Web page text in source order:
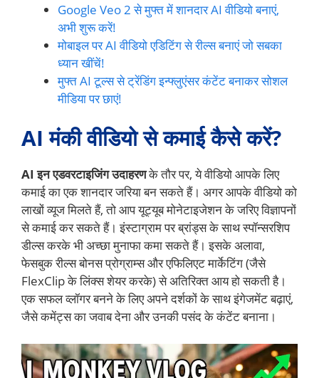
Google Veo 2 से मुफ्त में शानदार AI वीडियो बनाएं,
अभी शुरू करें!
मोबाइल पर AI वीडियो एडिटिंग से रील्स बनाएं जो सबका
ध्यान खींचें!
मुफ्त AI टूल्स से ट्रेंडिंग इन्फ्लुएंसर कंटेंट बनाकर सोशल
मीडिया पर छाएं!
AI मंकी वीडियो से कमाई कैसे करें?
AI इन एडवरटाइजिंग उदाहरणके तौर पर, ये वीडियो आपके लिए
कमाई का एक शानदार जरिया बन सकते हैं। अगर आपके वीडियो को
लाखों व्यूज मिलते हैं, तो आप यूट्यूब मोनेटाइजेशन के जरिए विज्ञापनों
से कमाई कर सकते हैं। इंस्टाग्राम पर ब्रांड्स के साथ स्पॉन्सरशिप
डील्स करके भी अच्छा मुनाफा कमा सकते हैं। इसके अलावा,
फेसबुक रील्स बोनस प्रोग्राम्स और एफिलिएट मार्केटिंग (जैसे
FlexClip के लिंक्स शेयर करके) से अतिरिक्त आय हो सकती है।
एक सफल व्लॉगर बनने के लिए अपने दर्शकों के साथ इंगेजमेंट बढ़ाएं,
जैसे कमेंट्स का जवाब देना और उनकी पसंद के कंटेंट बनाना।